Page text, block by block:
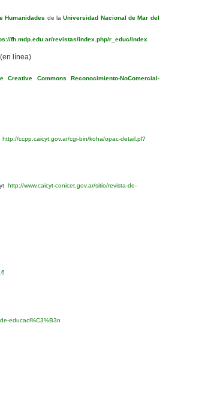
Humanidades de la Universidad Nacional de Mar del
fh.mdp.edu.ar/revistas/index.php/r_educ/index
línea)
Creative Commons Reconocimiento-NoComercial-
http://ccpp.caicyt.gov.ar/cgi-bin/koha/opac-detail.pl?
http://www.caicyt-conicet.gov.ar/sitio/revista-de-
educaci%C3%B3n